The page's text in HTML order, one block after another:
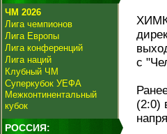
ЧМ 2026
Лига чемпионов
Лига Европы
Лига конференций
Лига наций
Клубный ЧМ
Суперкубок УЕФА
Межконтинентальный
кубок
РОССИЯ:
с
(2:0)